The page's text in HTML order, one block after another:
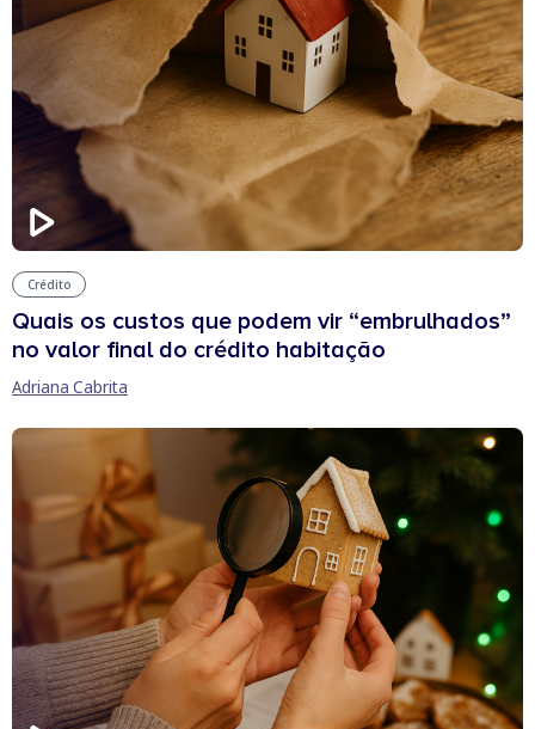
Crédito
Quais os custos que podem vir “embrulhados”
no valor final do crédito habitação
Adriana Cabrita